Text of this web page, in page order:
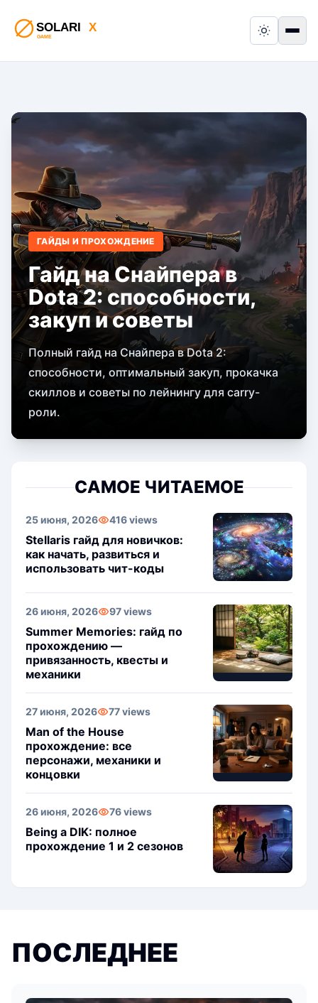
Switch to
ГАЙДЫ И ПРОХОЖДЕНИЕ
Гайд на Снайпера в
Dota 2: способности,
закуп и советы
Полный гайд на Снайпера в Dota 2:
способности, оптимальный закуп, прокачка
скиллов и советы по лейнингу для carry-
роли.
САМОЕ ЧИТАЕМОЕ
25 июня, 2026 416 views
Stellaris гайд для новичков:
как начать, развиться и
использовать чит-коды
26 июня, 2026 97 views
Summer Memories: гайд по
прохождению —
привязанность, квесты и
механики
27 июня, 2026 77 views
Man of the House
прохождение: все
персонажи, механики и
концовки
26 июня, 2026 76 views
Being a DIK: полное
прохождение 1 и 2 сезонов
ПОСЛЕДНЕЕ